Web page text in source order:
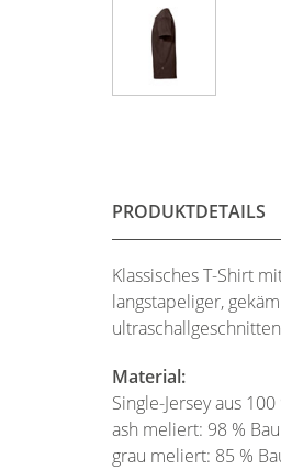
PRODUKTDETAILS
Klassisches T-Shirt
langstapeliger,
Material:
Single-Jersey aus
ash meliert: 98 %
grau meliert: 85 %